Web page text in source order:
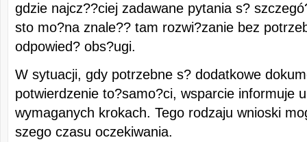
gdzie najcz??ciej zadawane pytania s?
sto mo?na znale?? tam rozwi?zanie bez
odpowied? obs?ugi.
W sytuacji, gdy potrzebne s? dodatkowe
potwierdzenie to?samo?ci, wsparcie informuje
wymaganych krokach. Tego rodzaju wnioski
szego czasu oczekiwania.